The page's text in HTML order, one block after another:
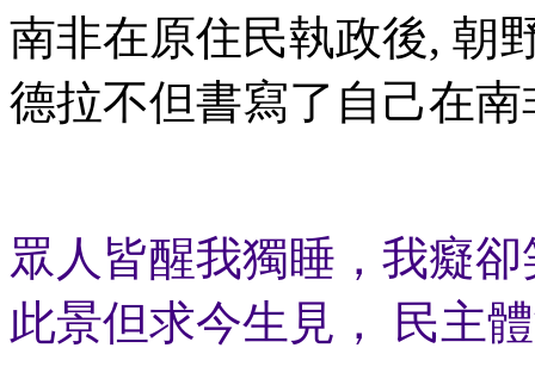
南非在原住民執政後, 朝
德拉不但書寫了自己在
眾人皆醒我獨睡，我癡
此景但求今生見， 民主